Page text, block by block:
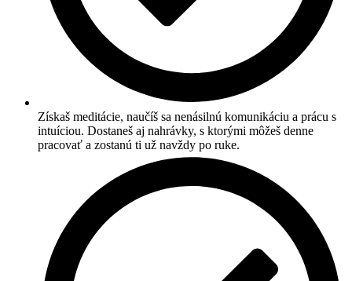
Získaš meditácie, naučíš sa nenásilnú komunikáciu a prácu s
intuíciou. Dostaneš aj nahrávky, s ktorými môžeš denne
pracovať a zostanú ti už navždy po ruke.